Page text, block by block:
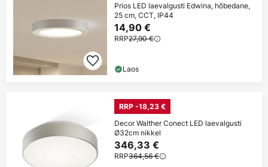
Prios LED laevalgusti Edwina, hõbedane,
25 cm, CCT, IP44
14,90 €
RRP27,90 €
Laos
RRP -18,23 €
Decor Walther Conect LED laevalgusti
Ø32cm nikkel
346,33 €
RRP364,56 €